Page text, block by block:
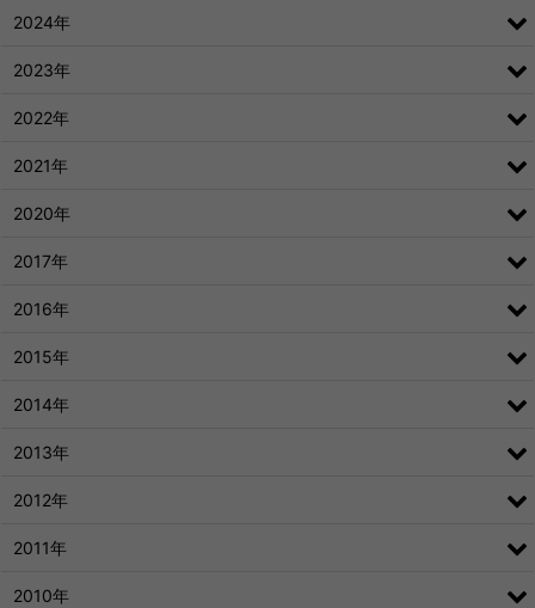
2024年
2023年
2022年
2021年
2020年
2017年
2016年
2015年
2014年
2013年
2012年
2011年
2010年